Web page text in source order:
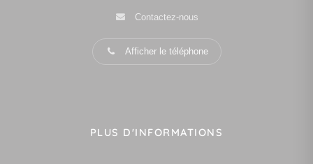
Contactez-nous
Afficher le téléphone
PLUS D'INFORMATIONS